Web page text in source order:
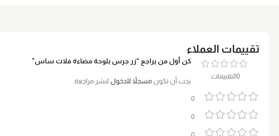
تقييمات العملاء
0التقييمات
0
0
كن أول من يراجع “زر جرس بلوحة مضاءة فلات ساس”
يجب أن تكون مسجلاً للدخول لنشر مراجعة.